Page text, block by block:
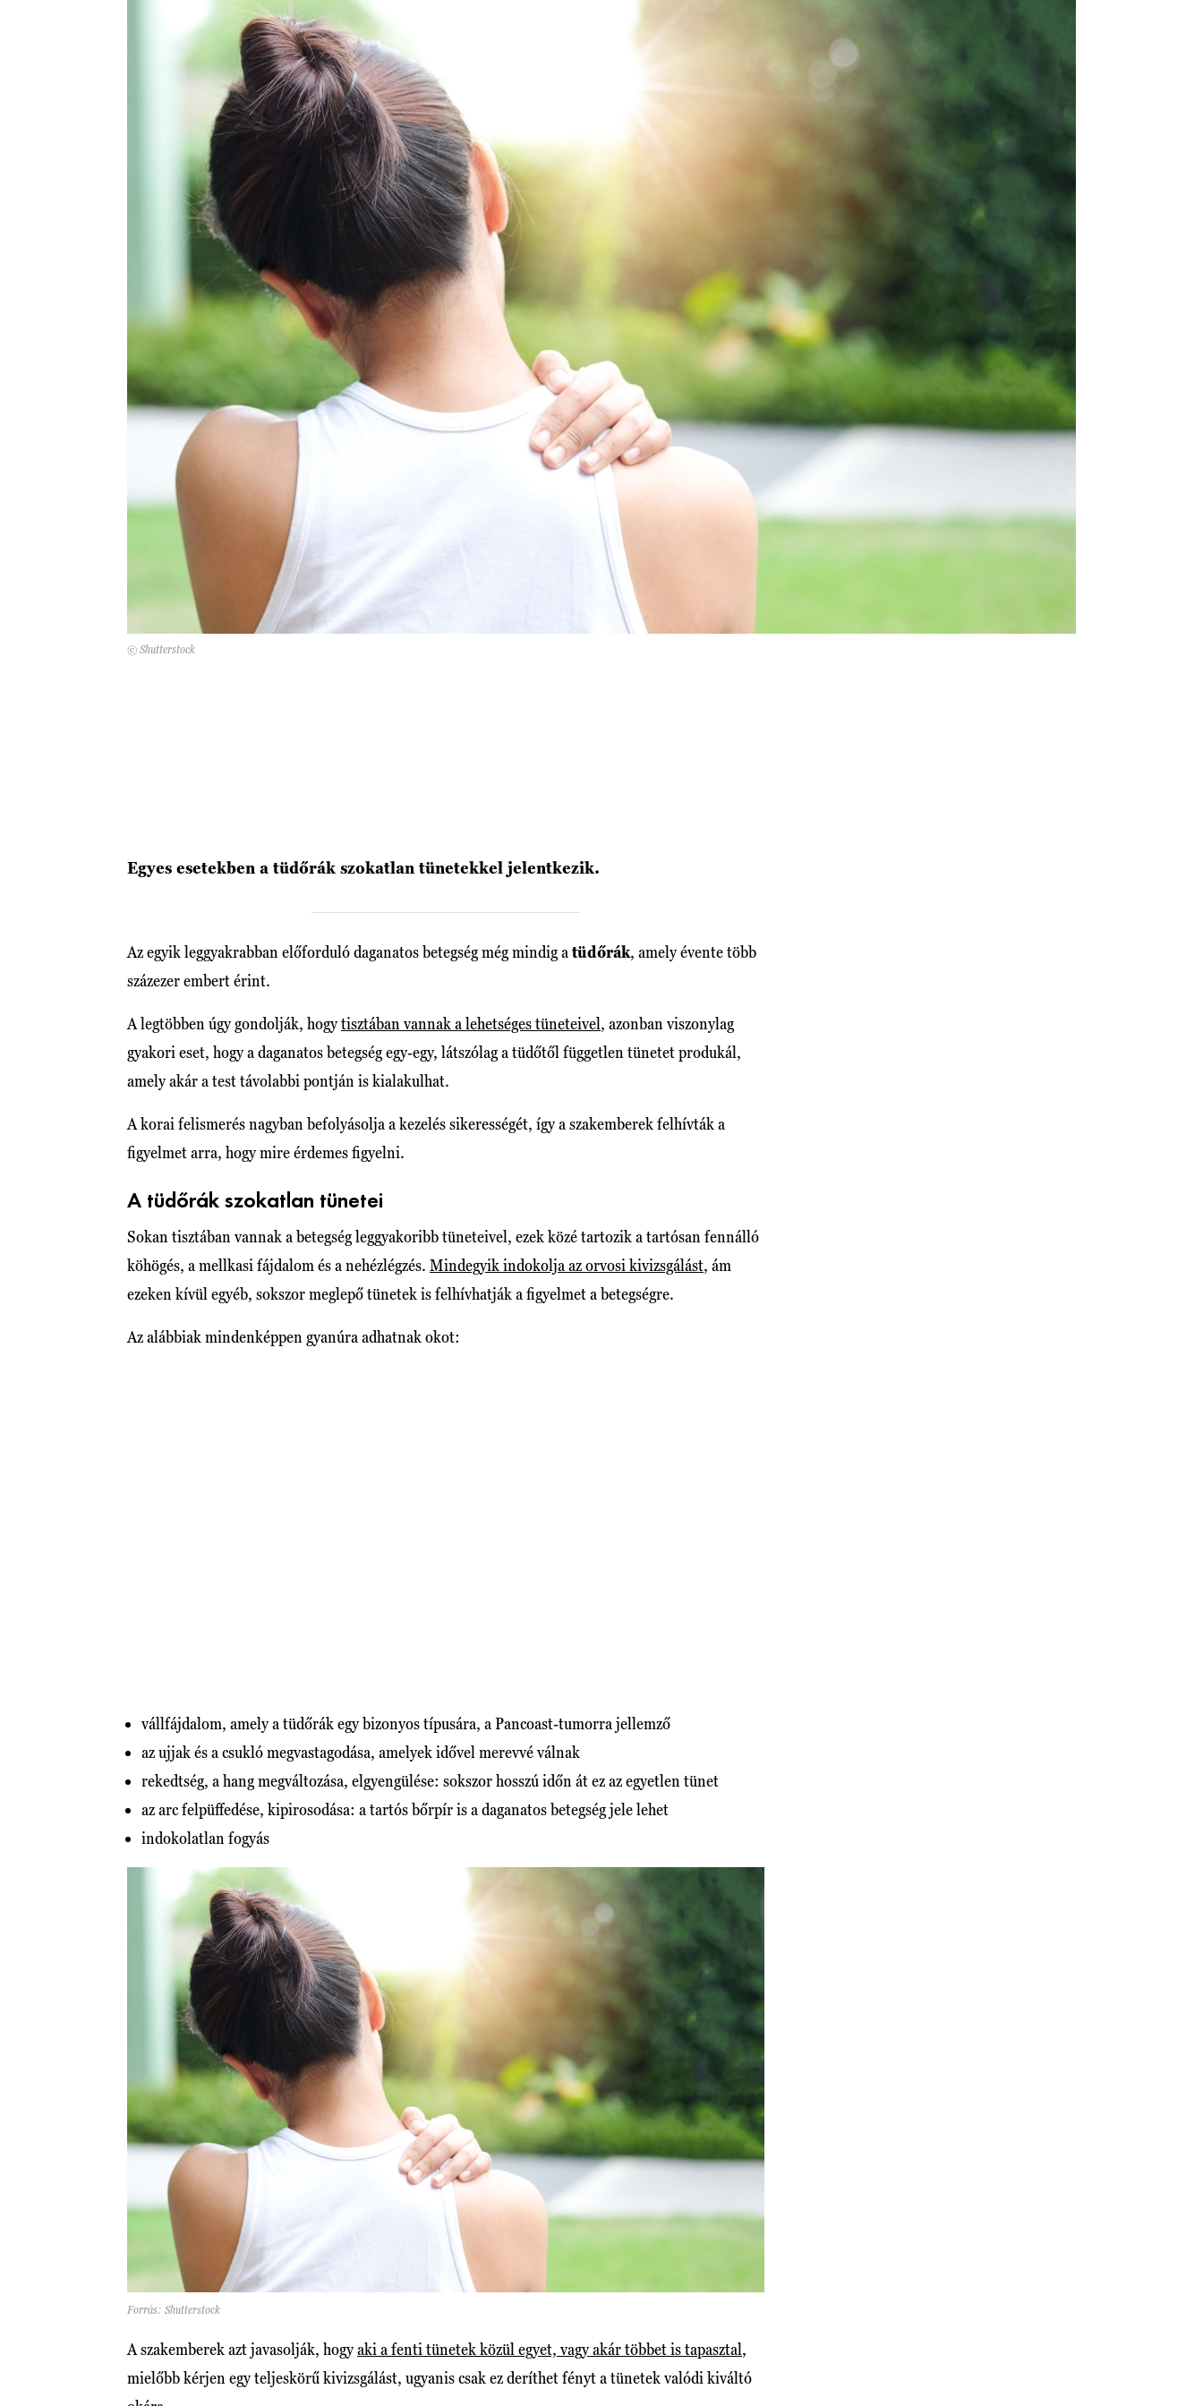
© Shutterstock
Egyes esetekben a tüdőrák szokatlan tünetekkel jelentkezik.
Az egyik leggyakrabban előforduló daganatos betegség még mindig a tüdőrák, amely évente több
százezer embert érint.
A legtöbben úgy gondolják, hogytisztában vannak a lehetséges tüneteivel, azonban viszonylag
gyakori eset, hogy a daganatos betegség egy-egy, látszólag a tüdőtől független tünetet produkál,
amely akár a test távolabbi pontján is kialakulhat.
A korai felismerés nagyban befolyásolja a kezelés sikerességét, így a szakemberek felhívták a
figyelmet arra, hogy mire érdemes figyelni.
A tüdőrák szokatlan tünetei
Sokan tisztában vannak a betegség leggyakoribb tüneteivel, ezek közé tartozik a tartósan fennálló
köhögés, a mellkasi fájdalom és a nehézlégzés. Mindegyik indokolja az orvosi kivizsgálást, ám
ezeken kívül egyéb, sokszor meglepő tünetek is felhívhatják a figyelmet a betegségre.
Az alábbiak mindenképpen gyanúra adhatnak okot:
vállfájdalom, amely a tüdőrák egy bizonyos típusára, a Pancoast-tumorra jellemző
az ujjak és a csukló megvastagodása, amelyek idővel merevvé válnak
rekedtség, a hang megváltozása, elgyengülése: sokszor hosszú időn át ez az egyetlen tünet
az arc felpüffedése, kipirosodása: a tartós bőrpír is a daganatos betegség jele lehet
indokolatlan fogyás
Forrás: Shutterstock
A szakemberek azt javasolják, hogyaki a fenti tünetek közül egyet, vagy akár többet is tapasztal,
mielőbb kérjen egy teljeskörű kivizsgálást, ugyanis csak ez deríthet fényt a tünetek valódi kiváltó